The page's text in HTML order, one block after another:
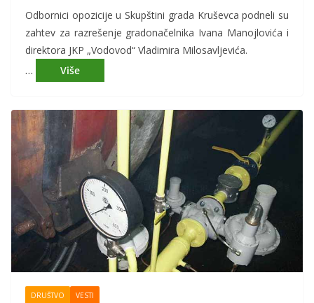
Odbornici opozicije u Skupštini grada Kruševca podneli su
zahtev za razrešenje gradonačelnika Ivana Manojlovića i
direktora JKP „Vodovod“ Vladimira Milosavljevića.
…
DRUŠTVO VESTI